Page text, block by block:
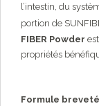
l’intestin, du
portion de
FIBER Powder
propriétés
Formule